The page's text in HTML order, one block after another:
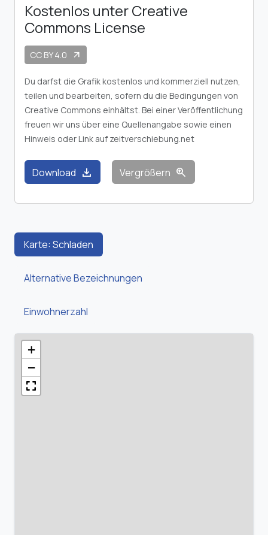
Kostenlos unter Creative
Commons License
CC BY 4.0 arrow_outward
Du darfst die Grafik kostenlos und kommerziell nutzen,
teilen und bearbeiten, sofern du die Bedingungen von
Creative Commons einhältst. Bei einer Veröffentlichung
freuen wir uns über eine Quellenangabe sowie einen
Hinweis oder Link auf zeitverschiebung.net
Download download Vergrößern zoom_in
Karte: Schladen
Alternative Bezeichnungen
Einwohnerzahl
+
−